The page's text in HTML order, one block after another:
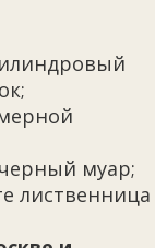
муар;
лиственница